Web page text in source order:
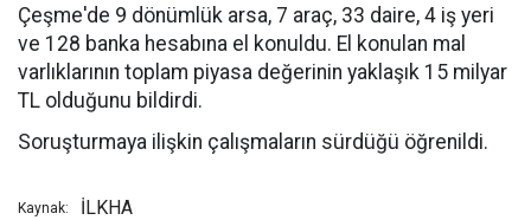
Çeşme'de 9 dönümlük arsa, 7 araç, 33 daire, 4 iş yeri
ve 128 banka hesabına el konuldu. E l konulan mal
varlıklarının toplam piyasa değerinin yaklaşık 15 milyar
TL olduğunu bildirdi.
Soruşturmaya ilişkin çalışmaların sürdüğü öğrenildi.
Kaynak: İLKHA